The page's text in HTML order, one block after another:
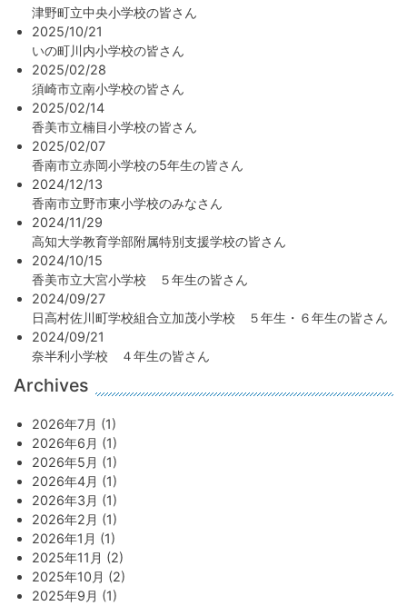
津野町立中央小学校の皆さん
2025/10/21
いの町川内小学校の皆さん
2025/02/28
須崎市立南小学校の皆さん
2025/02/14
香美市立楠目小学校の皆さん
2025/02/07
香南市立赤岡小学校の5年生の皆さん
2024/12/13
香南市立野市東小学校のみなさん
2024/11/29
高知大学教育学部附属特別支援学校の皆さん
2024/10/15
香美市立大宮小学校 ５年生の皆さん
2024/09/27
日高村佐川町学校組合立加茂小学校 ５年生・６年生の皆さん
2024/09/21
奈半利小学校 ４年生の皆さん
Archives
2026年7月 (1)
2026年6月 (1)
2026年5月 (1)
2026年4月 (1)
2026年3月 (1)
2026年2月 (1)
2026年1月 (1)
2025年11月 (2)
2025年10月 (2)
2025年9月 (1)